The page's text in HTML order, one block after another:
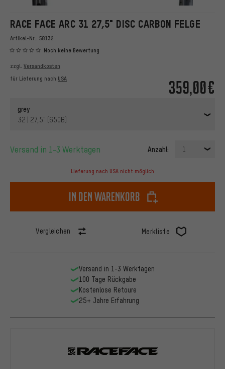
RACE FACE ARC 31 27,5" DISC CARBON FELGE
Artikel-Nr.: 58132
Noch keine Bewertung
359,00€
zzgl. Versandkosten
für Lieferung nach USA
grey
32 | 27,5" (650B)
Versand in 1-3 Werktagen Anzahl: 1
Lieferung nach USA nicht möglich
In den Warenkorb
Vergleichen Merkliste
Versand in 1-3 Werktagen
100 Tage Rückgabe
Kostenlose Retoure
25+ Jahre Erfahrung
Race Face